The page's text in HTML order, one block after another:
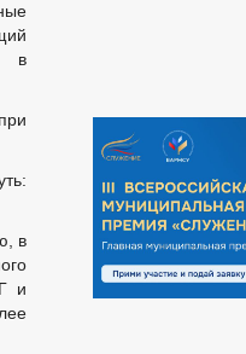
в
в
и